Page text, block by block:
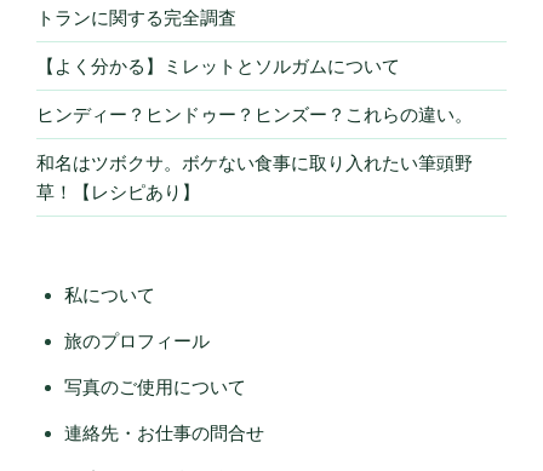
トランに関する完全調査
【よく分かる】ミレットとソルガムについて
ヒンディー？ヒンドゥー？ヒンズー？これらの違い。
和名はツボクサ。ボケない食事に取り入れたい筆頭野
草！【レシピあり】
私について
旅のプロフィール
写真のご使用について
連絡先・お仕事の問合せ